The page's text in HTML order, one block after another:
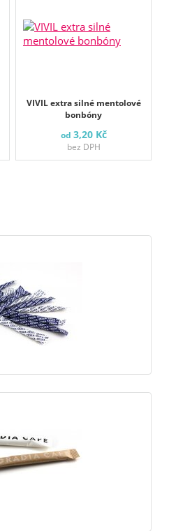
VIVIL extra silné mentolové
bonbóny
od 3,20 Kč
bez DPH